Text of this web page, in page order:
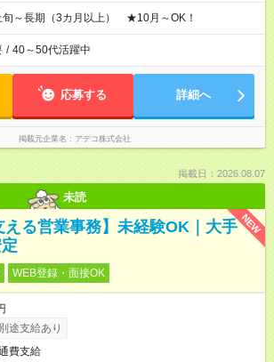
旬～長期（3カ月以上） ★10月～OK！
/ 40～50代活躍中
応募する 詳細へ
掲載元企業名 アデコ株式会社
掲載日：2026.08.07
未読
NEW
える営業事務】未経験OK｜大手
WEB登録・面接OK
途支給あり
費支給